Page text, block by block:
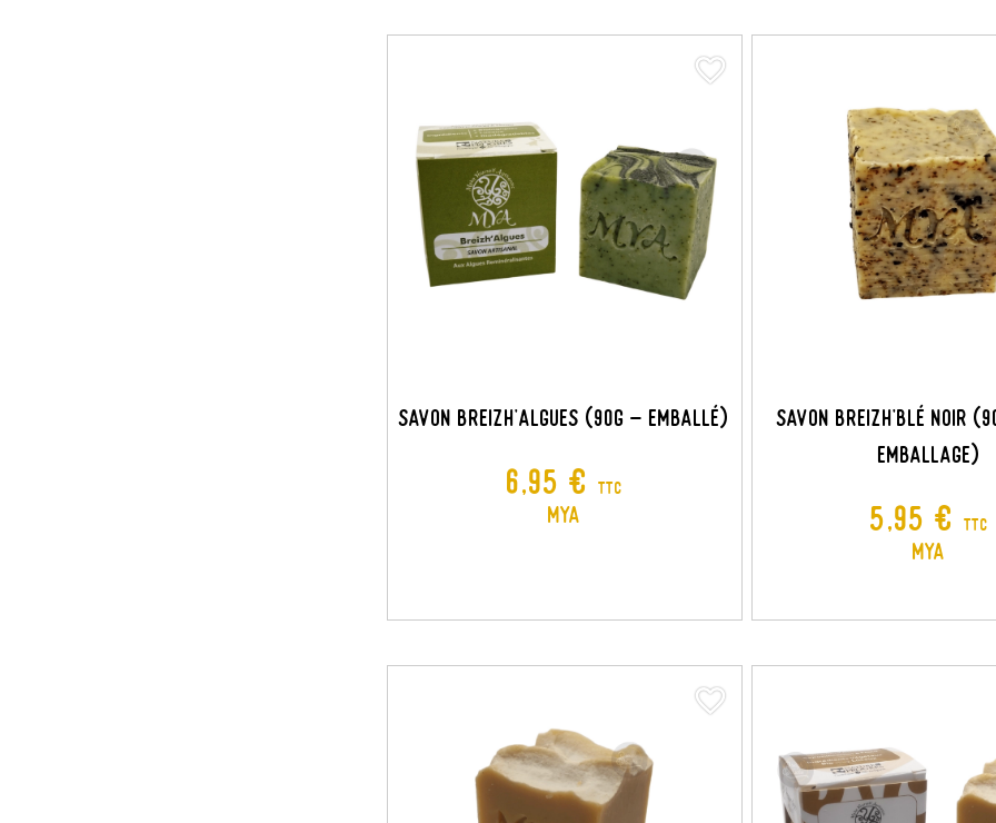
Savon Breizh'Algues (90G - Emballé)
Prix
6,95 € TTC
MYA
favorite_border
Savon Breizh'Blé Noir
Emballage)
Prix
5,95 €TTC
MYA
favorite_border